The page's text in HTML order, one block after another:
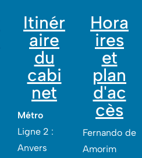
Itinér
aire
du
cabi
net
Métro
Ligne 2 :
Anvers
Hora
ires
et
plan
d'ac
cès
Fernando de
Amorim